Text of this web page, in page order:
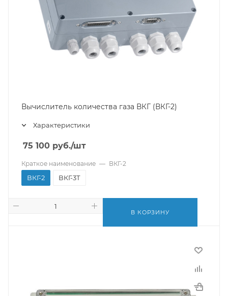
Вычислитель количества газа ВКГ (ВКГ-2)
Характеристики
75 100 руб./шт
Краткое наименование — ВКГ-2
ВКГ-2 ВКГ-3Т
В КОРЗИНУ